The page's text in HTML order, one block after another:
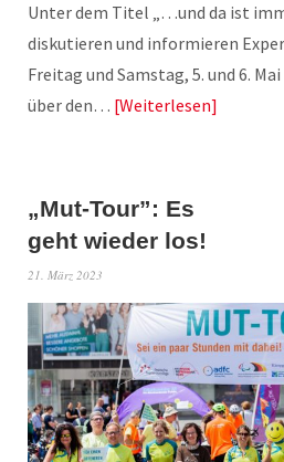
Unter dem Titel „…und da ist
diskutieren und informieren
Freitag und Samstag, 5. und 6.
über den… Weiterlesen
„Mut-Tour”: Es
geht wieder los!
21. März 2023